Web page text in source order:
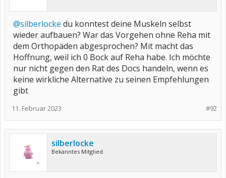
@silberlocke du konntest deine Muskeln selbst
wieder aufbauen? War das Vorgehen ohne Reha mit
dem Orthopäden abgesprochen? Mit macht das
Hoffnung, weil ich 0 Bock auf Reha habe. Ich möchte
nur nicht gegen den Rat des Docs handeln, wenn es
keine wirkliche Alternative zu seinen Empfehlungen
gibt
#92
11. Februar 2023
silberlocke
Bekanntes Mitglied